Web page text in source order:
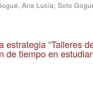
Ana Lucía; Soto
estrategia “Talleres
de tiempo en